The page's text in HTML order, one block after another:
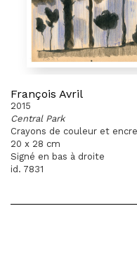
François Avril
2015
Central Park
Crayons de couleur et
20 x 28 cm
Signé en bas à droite
id. 7831